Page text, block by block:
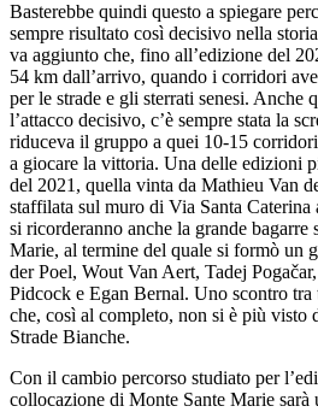
Basterebbe quindi questo a spiegare
sempre risultato così decisivo nella
va aggiunto che, fino all’edizione del
54 km dall’arrivo, quando i corridori
per le strade e gli sterrati senesi. Anche
l’attacco decisivo, c’è sempre stata la
riduceva il gruppo a quei 10-15
a giocare la vittoria. Una delle edizioni
del 2021, quella vinta da Mathieu Van
staffilata sul muro di Via Santa Caterina
si ricorderanno anche la grande
Marie, al termine del quale si formò un
der Poel, Wout Van Aert, Tadej
Pidcock e Egan Bernal. Uno scontro
che, così al completo, non si è più visto
Strade Bianche.
Con il cambio percorso studiato per
collocazione di Monte Sante Marie sarà